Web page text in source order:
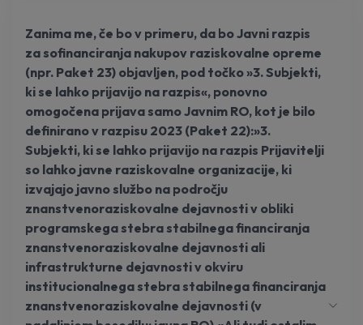
Zanima me, če bo v primeru, da bo Javni razpis
za sofinanciranja nakupov raziskovalne opreme
(npr. Paket 23) objavljen, pod točko »3. Subjekti,
ki se lahko prijavijo na razpis«, ponovno
omogočena prijava samo Javnim RO, kot je bilo
definirano v razpisu 2023 (Paket 22):»3.
Subjekti, ki se lahko prijavijo na razpis Prijavitelji
so lahko javne raziskovalne organizacije, ki
izvajajo javno službo na področju
znanstvenoraziskovalne dejavnosti v obliki
programskega stebra stabilnega financiranja
znanstvenoraziskovalne dejavnosti ali
infrastrukturne dejavnosti v okviru
institucionalnega stebra stabilnega financiranja
znanstvenoraziskovalne dejavnosti (v